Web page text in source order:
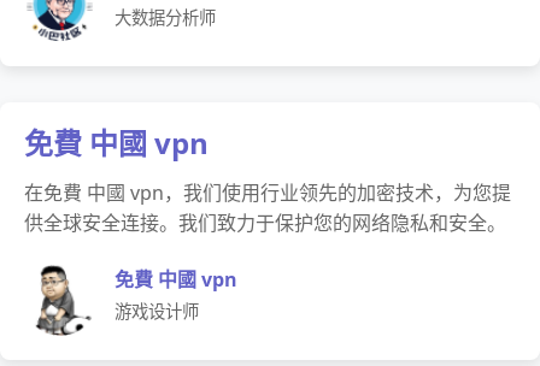
大数据分析师
免費 中國 vpn
在免費 中國 vpn，我们使用行业领先的加密技术，为您提
供全球安全连接。我们致力于保护您的网络隐私和安全。
免費 中國 vpn
游戏设计师